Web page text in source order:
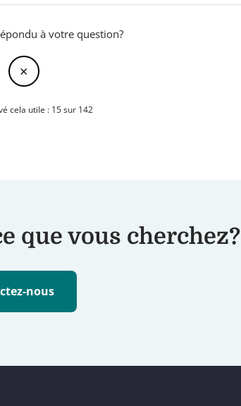
à votre question?
cela utile : 15 sur 142
que vous cherchez?
nous